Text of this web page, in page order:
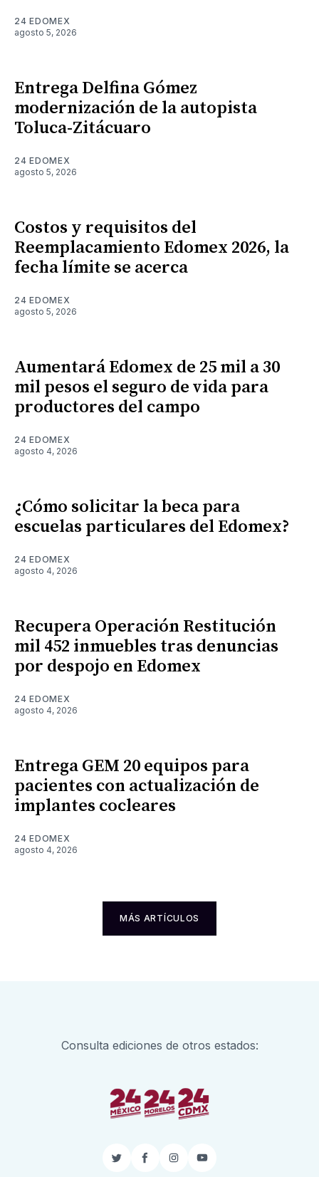
24 EDOMEX
agosto 5, 2026
Entrega Delfina Gómez
modernización de la autopista
Toluca-Zitácuaro
24 EDOMEX
agosto 5, 2026
Costos y requisitos del
Reemplacamiento Edomex 2026, la
fecha límite se acerca
24 EDOMEX
agosto 5, 2026
Aumentará Edomex de 25 mil a 30
mil pesos el seguro de vida para
productores del campo
24 EDOMEX
agosto 4, 2026
¿Cómo solicitar la beca para
escuelas particulares del Edomex?
24 EDOMEX
agosto 4, 2026
Recupera Operación Restitución
mil 452 inmuebles tras denuncias
por despojo en Edomex
24 EDOMEX
agosto 4, 2026
Entrega GEM 20 equipos para
pacientes con actualización de
implantes cocleares
24 EDOMEX
agosto 4, 2026
MÁS ARTÍCULOS
Consulta ediciones de otros estados:
TwitterFacebook
InstagramYouTube